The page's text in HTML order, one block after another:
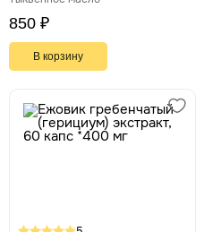
850 ₽
В корзину